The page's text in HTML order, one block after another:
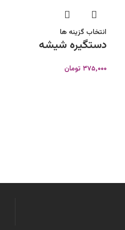
انتخاب گزینه ها
دستگیره شیشه
۳۷۵,۰۰۰ تومان